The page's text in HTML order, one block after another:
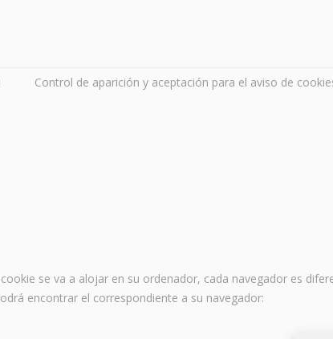
Control de aparición y aceptación para el aviso de
se va a alojar en su ordenador, cada navegador es
encontrar el correspondiente a su navegador: